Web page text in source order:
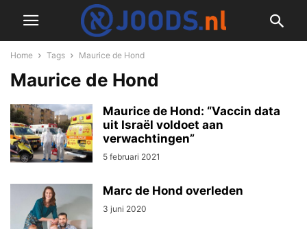
Home Tags Maurice de Hond
Maurice de Hond
Maurice de Hond: “Vaccin data
uit Israël voldoet aan
verwachtingen”
5 februari 2021
Marc de Hond overleden
3 juni 2020